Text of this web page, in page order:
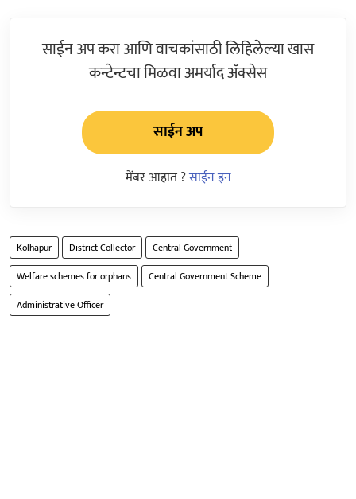
साईन अप करा आणि वाचकांसाठी लिहिलेल्या खास
कन्टेन्टचा मिळवा अमर्याद ॲक्सेस
साईन अप
मेंबर आहात ?साईन इन
Kolhapur District Collector
Central Government
Welfare schemes for orphans
Central Government Scheme
Administrative Officer